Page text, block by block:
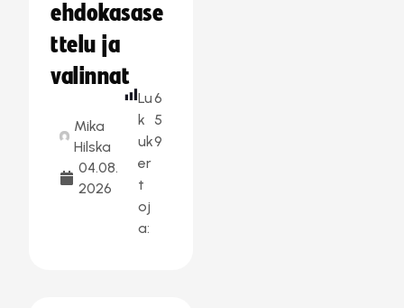
ehdokasase
ttelu ja
valinnat
Mika
Hilska
04.08.
2026
Lu
k
uk
er
t
oj
a:
6
5
9